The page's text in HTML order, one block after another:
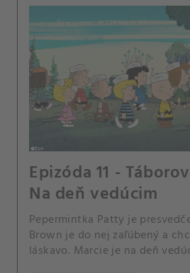
Epizóda 11 -
Na deň vedúcim
Pepermintka Patty je
Brown je do nej zaľúbený a
láskavo. Marcie je na deň